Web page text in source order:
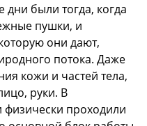
были тогда, когда
пушки, и
они дают,
потока. Даже
кожи и частей тела,
руки. В
физически проходили